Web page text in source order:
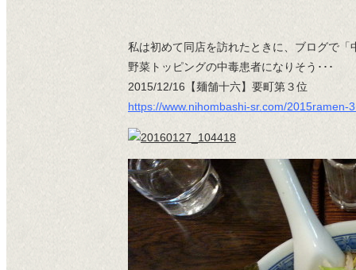
私は初めて同店を訪れたときに、ブログで
野菜トッピングの中毒患者になりそう･･･
2015/12/16【麺舗十六】要町第３位
https://www.nihombashi-sr.com/2015ramen-